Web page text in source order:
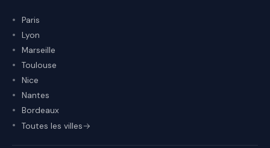
Paris
Lyon
Marseille
Toulouse
Nice
Nantes
Bordeaux
Toutes les villes